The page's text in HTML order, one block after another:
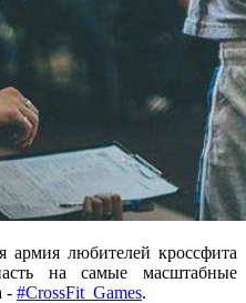
армия любителей кроссфита
на самые масштабные
- #CrossFit_Games.